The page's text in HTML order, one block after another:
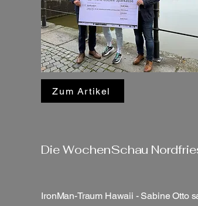
Zum Artikel
Die WochenSchau
IronMan-Traum Hawaii - Sabine Otto